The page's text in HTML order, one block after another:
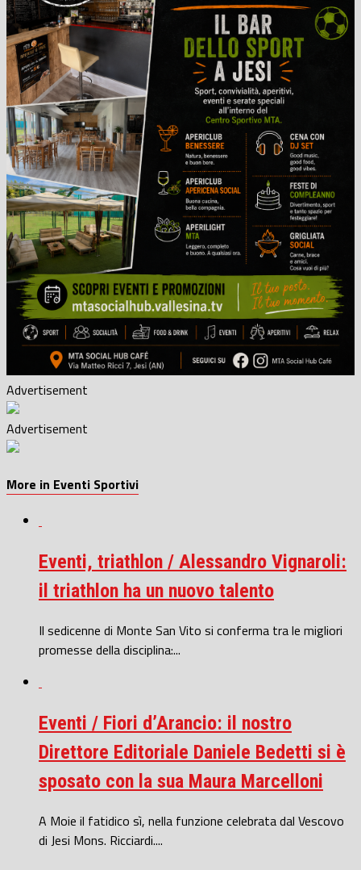
Advertisement
Advertisement
More in Eventi Sportivi
Eventi, triathlon / Alessandro Vignaroli:
il triathlon ha un nuovo talento
Il sedicenne di Monte San Vito si conferma tra le migliori
promesse della disciplina:...
Eventi / Fiori d’Arancio: il nostro
Direttore Editoriale Daniele Bedetti si è
sposato con la sua Maura Marcelloni
A Moie il fatidico sì, nella funzione celebrata dal Vescovo
di Jesi Mons. Ricciardi....